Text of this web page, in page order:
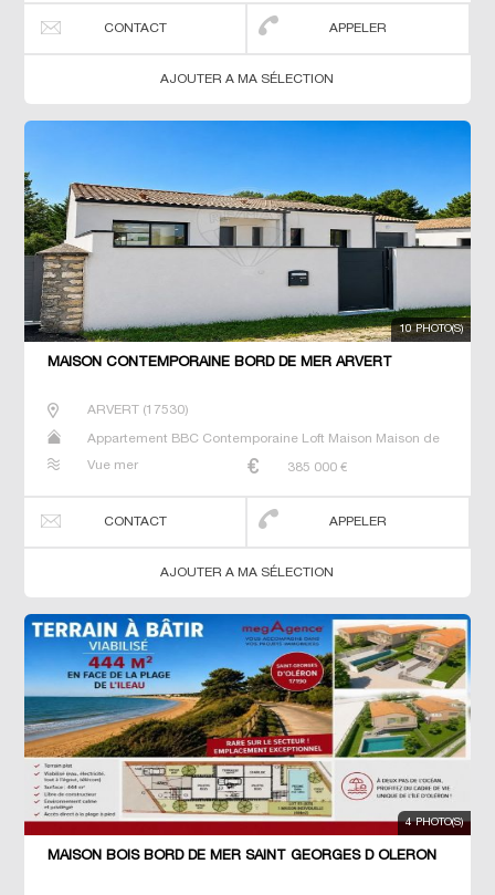
CONTACT APPELER
AJOUTER A MA SÉLECTION
10 PHOTO(S)
MAISON CONTEMPORAINE BORD DE MER ARVERT
ARVERT(17530)
Appartement BBC Contemporaine Loft Maison Maison de
Vue mer
385 000 €
CONTACT APPELER
AJOUTER A MA SÉLECTION
4 PHOTO(S)
MAISON BOIS BORD DE MER SAINT GEORGES D OLERON